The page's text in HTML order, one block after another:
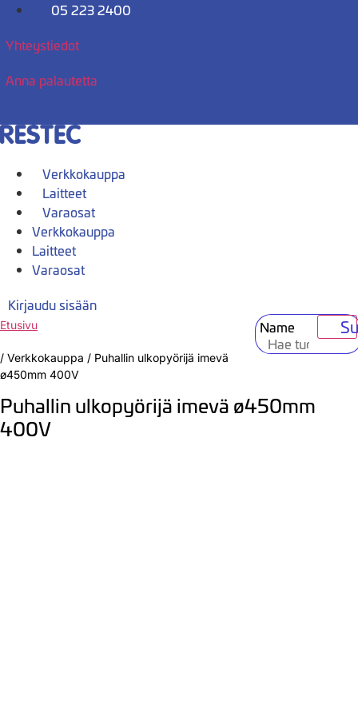
Mene
05 223 2400
Yhteystiedot
Anna palautetta
Verkkokauppa
Laitteet
Varaosat
Verkkokauppa
Laitteet
Varaosat
Kirjaudu sisään
Name
Etusivu
/ Verkkokauppa / Puhallin ulkopyörijä imevä
ø450mm 400V
Puhallin ulkopyörijä imevä ø450mm
400V